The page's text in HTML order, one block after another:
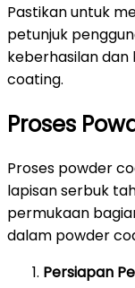
Pastikan untuk
petunjuk
keberhasilan
coating.
Proses
Proses powder
lapisan serbuk
permukaan
dalam powder
Persiapan